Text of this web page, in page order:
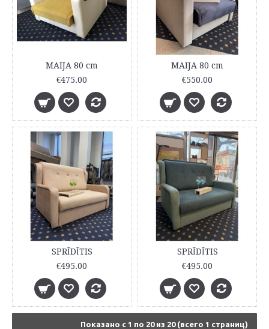
MAIJA 80 cm
€475.00
MAIJA 80 cm
€550.00
SPRĪDĪTIS
€495.00
SPRĪDĪTIS
€495.00
Показано с 1 по 20 из 20 (всего 1 страниц)